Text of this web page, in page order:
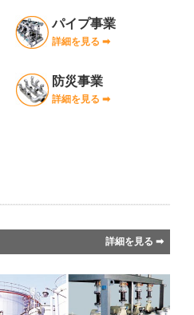
パイプ事業
詳細を見る ➡︎
防災事業
詳細を見る ➡︎
詳細を見る ➡︎